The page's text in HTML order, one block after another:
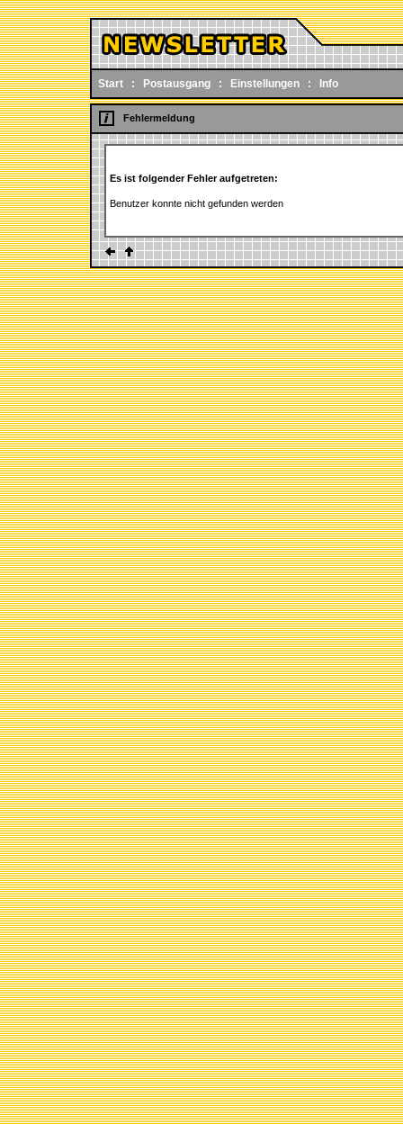
Start : Postausgang : Einstellungen : Info
Fehlermeldung
Es ist folgender Fehler aufgetreten:
Benutzer konnte nicht gefunden werden